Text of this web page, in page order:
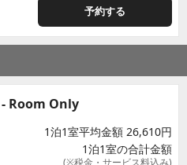
予約する
- Room Only
1泊1室平均金額 26,610円
1泊1室の合計金額
(※税金・サービス料込み)